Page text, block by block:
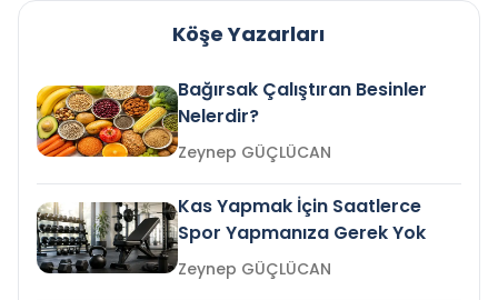
Köşe Yazarları
Bağırsak Çalıştıran Besinler
Nelerdir?
Zeynep GÜÇLÜCAN
Kas Yapmak İçin Saatlerce
Spor Yapmanıza Gerek Yok
Zeynep GÜÇLÜCAN